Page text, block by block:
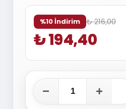
%10 İndirim ₺ 216,00
₺ 194,40